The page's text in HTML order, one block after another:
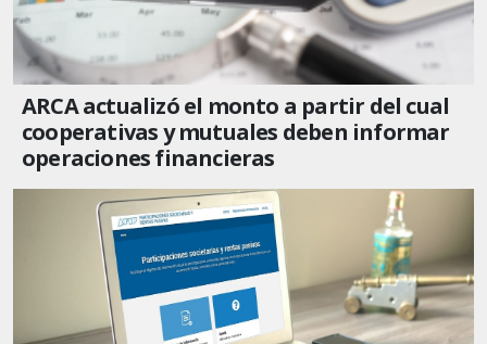
ARCA actualizó el monto a partir del cual
cooperativas y mutuales deben informar
operaciones financieras